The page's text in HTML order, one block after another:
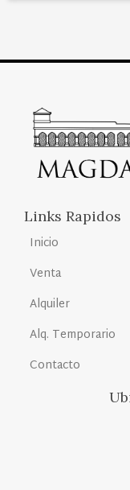
Links Rapidos
Inicio
Venta
Alquiler
Alq. Temporario
Contacto